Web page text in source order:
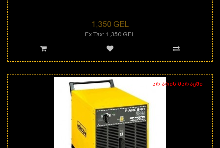
1,350 GEL
Ex Tax: 1,350 GEL
არ არის მარაგში